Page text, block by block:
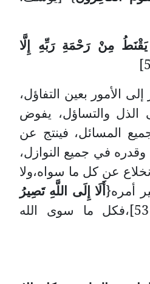
مِنْ رَحْمَةِ رَبِّهِ إِلَّا
الأمور بعين التفاؤل،
الذل والتساؤل، يفوض
المسائل، فينتج عن
وقدره في جميع النوازل،
عن كل ما سواه،ولا
أمره{أَلَا إِلَى اللَّهِ تَصِيرُ
} [الشورى: 53]،فكل ما سوى الله